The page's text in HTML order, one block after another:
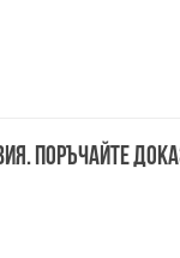
Поръчайте